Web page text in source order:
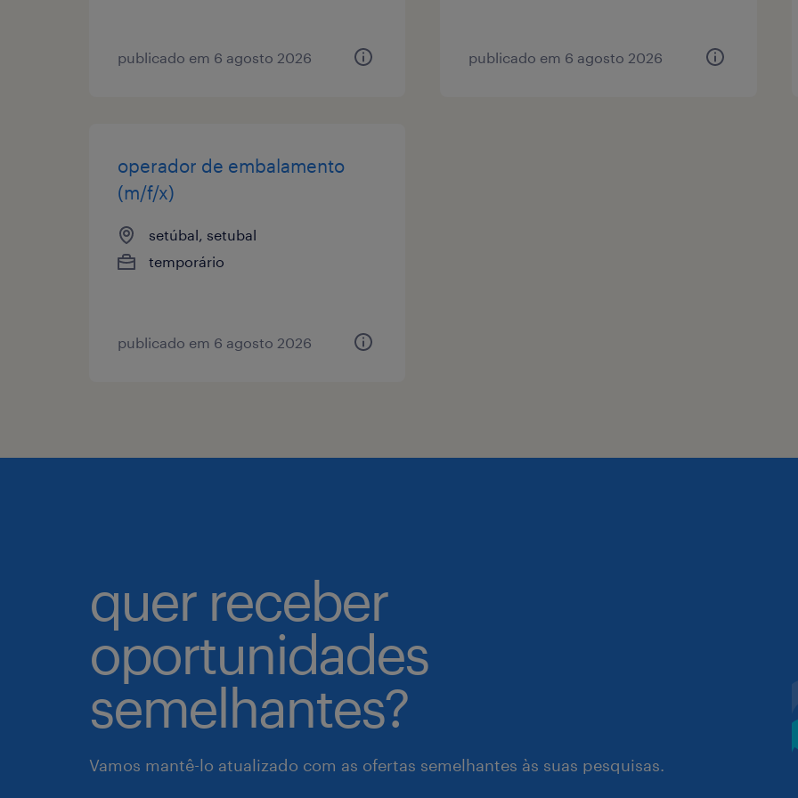
publicado em 6 agosto 2026 publicado em 6 agosto 2026
operador de embalamento
(m/f/x)
setúbal, setubal
temporário
publicado em 6 agosto 2026
quer receber
oportunidades
semelhantes?
Vamos mantê-lo atualizado com as ofertas semelhantes às suas pesquisas.